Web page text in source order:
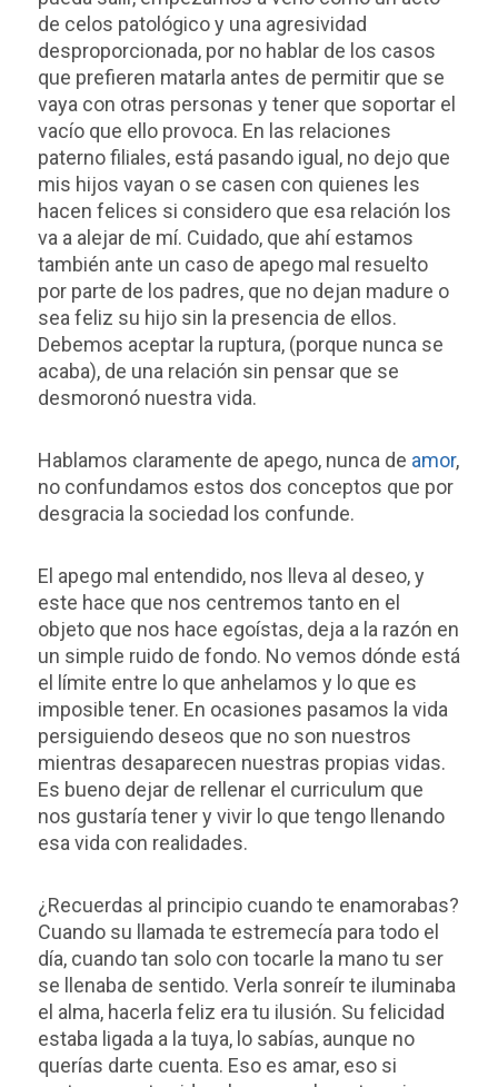
de celos patológico y una agresividad
desproporcionada, por no hablar de los casos
que prefieren matarla antes de permitir que se
vaya con otras personas y tener que soportar el
vacío que ello provoca. En las relaciones
paterno filiales, está pasando igual, no dejo que
mis hijos vayan o se casen con quienes les
hacen felices si considero que esa relación los
va a alejar de mí. Cuidado, que ahí estamos
también ante un caso de apego mal resuelto
por parte de los padres, que no dejan madure o
sea feliz su hijo sin la presencia de ellos.
Debemos aceptar la ruptura, (porque nunca se
acaba), de una relación sin pensar que se
desmoronó nuestra vida.
Hablamos claramente de apego, nunca de amor,
no confundamos estos dos conceptos que por
desgracia la sociedad los confunde.
El apego mal entendido, nos lleva al deseo, y
este hace que nos centremos tanto en el
objeto que nos hace egoístas, deja a la razón en
un simple ruido de fondo. No vemos dónde está
el límite entre lo que anhelamos y lo que es
imposible tener. En ocasiones pasamos la vida
persiguiendo deseos que no son nuestros
mientras desaparecen nuestras propias vidas.
Es bueno dejar de rellenar el curriculum que
nos gustaría tener y vivir lo que tengo llenando
esa vida con realidades.
¿Recuerdas al principio cuando te enamorabas?
Cuando su llamada te estremecía para todo el
día, cuando tan solo con tocarle la mano tu ser
se llenaba de sentido. Verla sonreír te iluminaba
el alma, hacerla feliz era tu ilusión. Su felicidad
estaba ligada a la tuya, lo sabías, aunque no
querías darte cuenta. Eso es amar, eso si